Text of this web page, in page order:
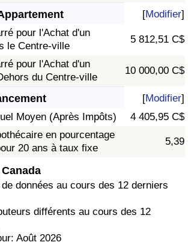
[Modifier]
pour l'Achat d'un
le Centre-ville
5 812,51 C$
pour l'Achat d'un
du Centre-ville
10 000,00 C$
[Modifier]
Moyen (Après Impôts)
4 405,95 C$
en pourcentage
20 ans à taux fixe
5,39
données au cours des 12 derniers
différents au cours des 12
Août 2026